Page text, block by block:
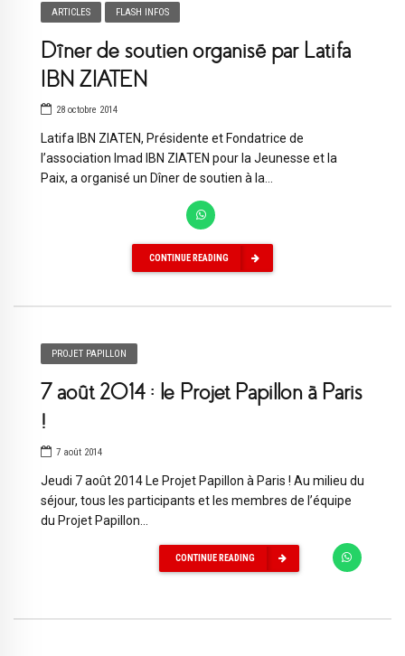
ARTICLES FLASH INFOS
Dîner de soutien organisé par Latifa
IBN ZIATEN
28 octobre 2014
Latifa IBN ZIATEN, Présidente et Fondatrice de
l’association Imad IBN ZIATEN pour la Jeunesse et la
Paix, a organisé un Dîner de soutien à la...
CONTINUE READING
PROJET PAPILLON
7 août 2014 : le Projet Papillon à Paris
!
7 août 2014
Jeudi 7 août 2014 Le Projet Papillon à Paris ! Au milieu du
séjour, tous les participants et les membres de l’équipe
du Projet Papillon...
CONTINUE READING